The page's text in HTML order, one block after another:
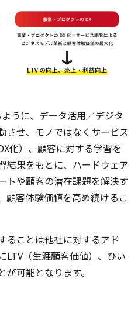
うに、データ活用／デジタ
させ、モノではなくサービス
化）、顧客に対する学習を
結果をもとに、ハードウェア
トや顧客の潜在課題を解決す
顧客体験価値を高め続けるこ
ることは他社に対するアド
LTV（生涯顧客価値）、ひい
可能となります。